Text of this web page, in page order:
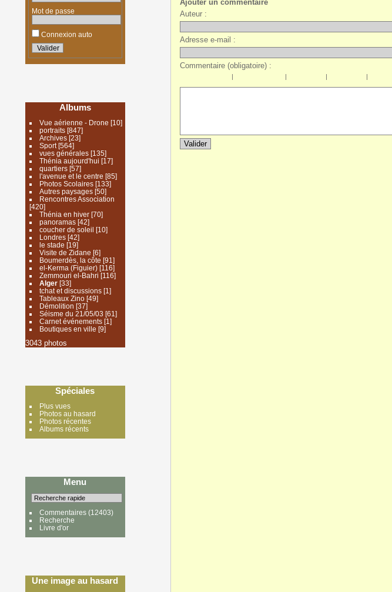
Mot de passe
Connexion auto
Albums
Vue aérienne - Drone [10]
portraits[847]
Archives [23]
Sport[564]
vues générales[135]
Thénia aujourd'hui [17]
quartiers[57]
l'avenue et le centre [85]
Photos Scolaires[133]
Autres paysages[50]
Rencontres Association
[420]
Thénia en hiver[70]
panoramas[42]
coucher de soleil [10]
Londres[42]
le stade [19]
Visite de Zidane [6]
Boumerdès, la côte [91]
el-Kerma (Figuier)[116]
Zemmouri el-Bahri [116]
Alger[33]
tchat et discussions[1]
Tableaux Zino[49]
Démolition [37]
Séisme du 21/05/03 [61]
Carnet événements[1]
Boutiques en ville [9]
3043 photos
Spéciales
Plus vues
Photos au hasard
Photos récentes
Albums récents
Menu
Commentaires(12403)
Recherche
Livre d'or
Une image au hasard
Ajouter un commentaire
Auteur :
Adresse e-mail :
Commentaire (obligatoire) :
| | | |